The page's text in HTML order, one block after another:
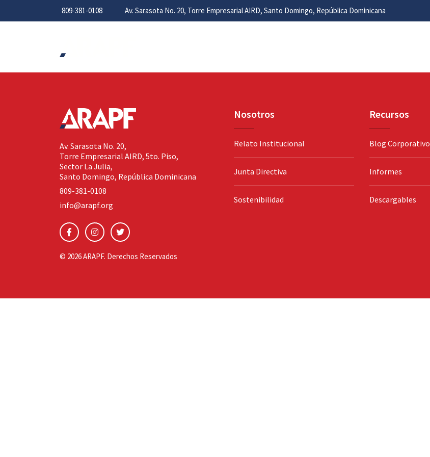
809-381-0108 Av. Sarasota No. 20, Torre Empresarial AIRD, Santo Domingo, República Dominicana
Av. Sarasota No. 20,
Torre Empresarial AIRD, 5to. Piso,
Sector La Julia,
Santo Domingo, República Dominicana
809-381-0108
info@arapf.org
Nosotros
Relato Institucional
Junta Directiva
Sostenibilidad
Recursos
Blog Corporativo
Informes
Descargables
© 2026 ARAPF. Derechos Reservados